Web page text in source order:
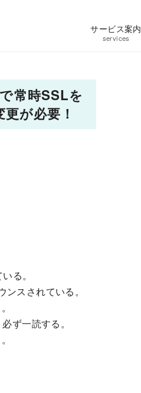
サービス案内
services
常時SSLを
が必要！
る。
スされている。
ず一読する。